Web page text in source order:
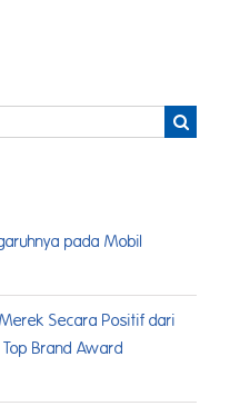
pada Mobil
Secara Positif dari
Brand Award